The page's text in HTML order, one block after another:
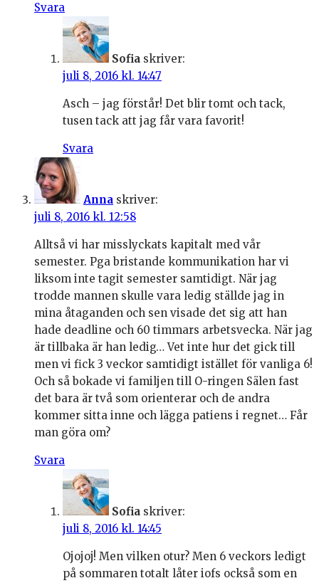
Svara
Sofia skriver:
juli 8, 2016 kl. 14:47
Asch – jag förstår! Det blir tomt och tack,
tusen tack att jag får vara favorit!
Svara
Anna skriver:
juli 8, 2016 kl. 12:58
Alltså vi har misslyckats kapitalt med vår
semester. Pga bristande kommunikation har vi
liksom inte tagit semester samtidigt. När jag
trodde mannen skulle vara ledig ställde jag in
mina åtaganden och sen visade det sig att han
hade deadline och 60 timmars arbetsvecka. När jag
är tillbaka är han ledig… Vet inte hur det gick till
men vi fick 3 veckor samtidigt istället för vanliga 6!
Och så bokade vi familjen till O-ringen Sälen fast
det bara är två som orienterar och de andra
kommer sitta inne och lägga patiens i regnet… Får
man göra om?
Svara
Sofia skriver:
juli 8, 2016 kl. 14:45
Ojojoj! Men vilken otur? Men 6 veckors ledigt
på sommaren totalt låter iofs också som en